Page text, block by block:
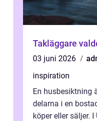
Takläggare
03 juni 2026
inspiration
En husbesiktning
delarna i en
köper eller säljer.